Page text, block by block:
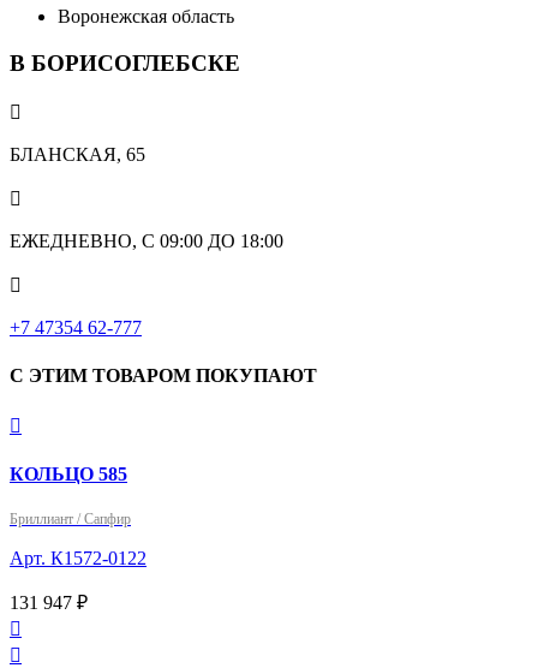
Воронежская область
В БОРИСОГЛЕБСКЕ

БЛАНСКАЯ, 65

ЕЖЕДНЕВНО, С 09:00 ДО 18:00

‎+7 47354 62-777
С ЭТИМ ТОВАРОМ ПОКУПАЮТ

КОЛЬЦО 585
Бриллиант / Сапфир
Арт. К1572-0122
131 947 ₽

